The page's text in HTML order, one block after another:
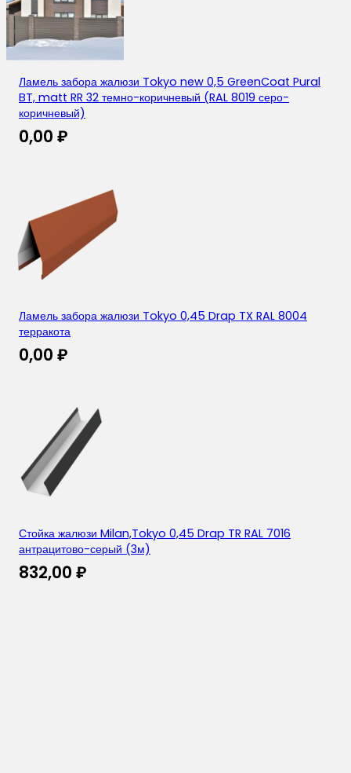
Ламель забора жалюзи Tokyo new 0,5 GreenCoat Pural
BT, matt RR 32 темно-коричневый (RAL 8019 серо-
коричневый)
0,00 ₽
Ламель забора жалюзи Tokyo 0,45 Drap TX RAL 8004
терракота
0,00 ₽
Стойка жалюзи Milan,Tokyo 0,45 Drap TR RAL 7016
антрацитово-серый (3м)
832,00 ₽